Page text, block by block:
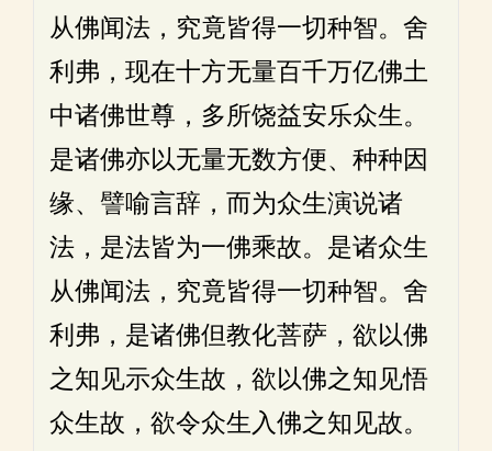
从佛闻法，究竟皆得一切种智。舍
利弗，现在十方无量百千万亿佛土
中诸佛世尊，多所饶益安乐众生。
是诸佛亦以无量无数方便、种种因
缘、譬喻言辞，而为众生演说诸
法，是法皆为一佛乘故。是诸众生
从佛闻法，究竟皆得一切种智。舍
利弗，是诸佛但教化菩萨，欲以佛
之知见示众生故，欲以佛之知见悟
众生故，欲令众生入佛之知见故。